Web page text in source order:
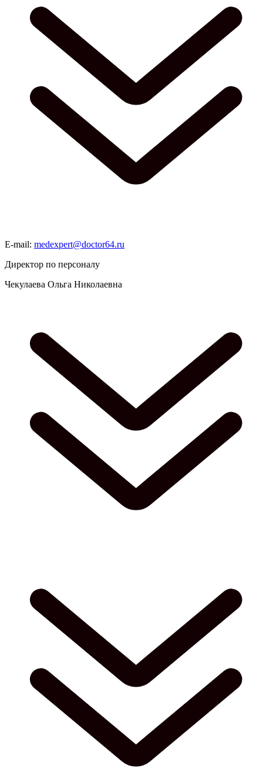
E-mail: medexpert@doctor64.ru
Директор по персоналу
Чекулаева Ольга Николаевна